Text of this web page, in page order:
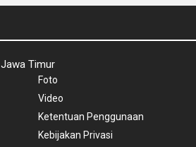
Timur
Foto
Video
Ketentuan Penggunaan
Kebijakan Privasi